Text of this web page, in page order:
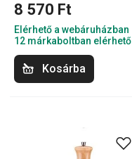
8 570 Ft
Elérhető a webáruházban
12 márkaboltban elérhető
Kosárba